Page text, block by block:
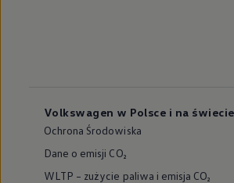
Volkswagen w Polsce i na świecie
Ochrona Środowiska
Dane o emisji CO₂
WLTP – zużycie paliwa i emisja CO₂